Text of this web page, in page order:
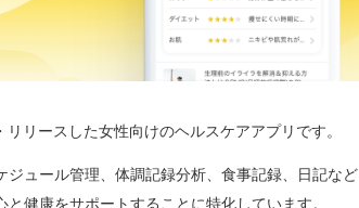
リースした女性向けのヘルスケアアプリです。
ュール管理、体調記録分析、食事記録、日記など
健康をサポートすることに特化しています。